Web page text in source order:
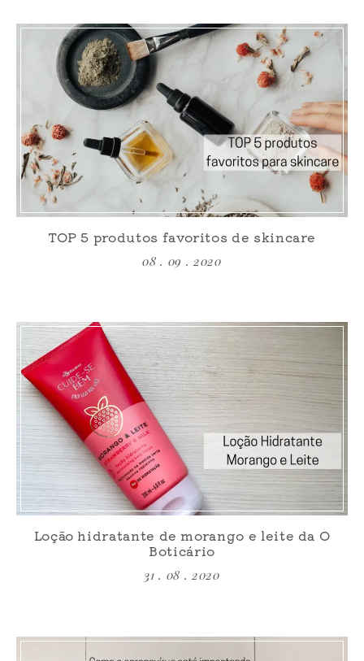
TOP 5 produtos favoritos de skincare
08 . 09 . 2020
Loção hidratante de morango e leite da O
Boticário
31 . 08 . 2020